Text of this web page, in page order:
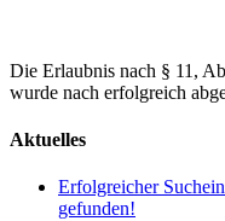
Die Erlaubnis nach § 11,
wurde nach erfolgreich
Aktuelles
Erfolgreicher
gefunden!